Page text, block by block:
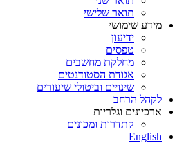
תואר שלישי
מידע שימושי
ידיעון
טפסים
מחלקת מחשבים
אגודת הסטודנטים
שינויים וביטולי שיעורים
לקהל הרחב
ארכיונים וגלריות
קתדרות ומכונים
English